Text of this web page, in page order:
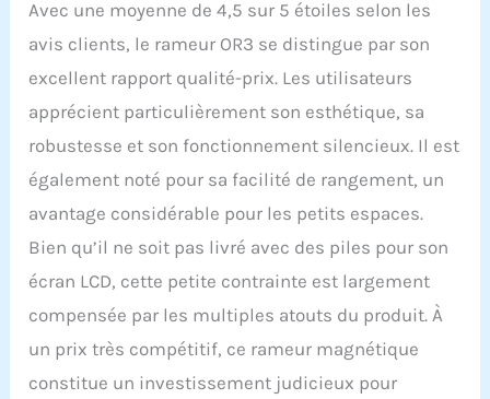
Avec une moyenne de 4,5 sur 5 étoiles selon les
avis clients, le rameur OR3 se distingue par son
excellent rapport qualité-prix. Les utilisateurs
apprécient particulièrement son esthétique, sa
robustesse et son fonctionnement silencieux. Il est
également noté pour sa facilité de rangement, un
avantage considérable pour les petits espaces.
Bien qu’il ne soit pas livré avec des piles pour son
écran LCD, cette petite contrainte est largement
compensée par les multiples atouts du produit. À
un prix très compétitif, ce rameur magnétique
constitue un investissement judicieux pour